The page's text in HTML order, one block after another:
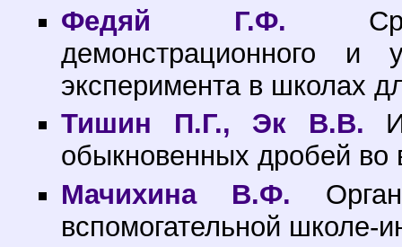
Федяй Г.Ф.
демонстрационного и
эксперимента в школах
Тишин П.Г., Эк В.В.
обыкновенных дробей во
Мачихина В.Ф.
вспомогательной школе-